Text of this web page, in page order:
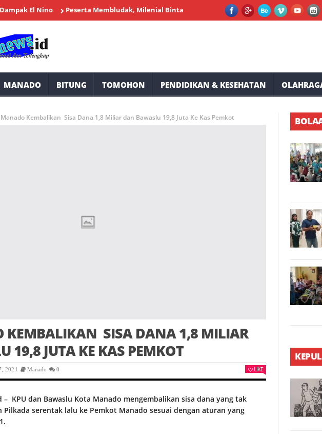
El Nino Peserta Membludak, Milenial Bintauna Sukses Gelar Pemeriksaan Kesehatan dan
MANADO BITUNG TOMOHON PENDIDIKAN & KESEHATAN
Manado Kembalikan Sisa Dana 1,8 Miliar dan Bawaslu 19,8 Juta Ke Kas Pemkot
KEMBALIKAN SISA DANA 1,8 MILIAR
19,8 JUTA KE KAS PEMKOT
2021 Manado 0 LIKE
– KPU dan Bawaslu Kota Manado mengembalikan sisa dana yang tak
Pilkada serentak lalu ke Pemkot Manado sesuai dengan aturan yang